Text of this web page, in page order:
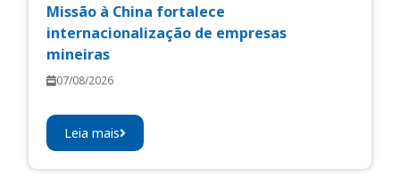
Missão à China fortalece
internacionalização de empresas
mineiras
07/08/2026
Leia mais